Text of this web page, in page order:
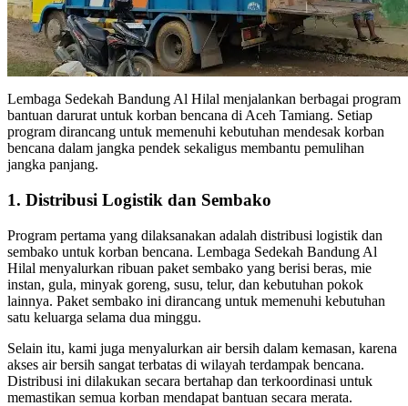
Lembaga Sedekah Bandung Al Hilal menjalankan berbagai program
bantuan darurat untuk korban bencana di Aceh Tamiang. Setiap
program dirancang untuk memenuhi kebutuhan mendesak korban
bencana dalam jangka pendek sekaligus membantu pemulihan
jangka panjang.
1. Distribusi Logistik dan Sembako
Program pertama yang dilaksanakan adalah distribusi logistik dan
sembako untuk korban bencana. Lembaga Sedekah Bandung Al
Hilal menyalurkan ribuan paket sembako yang berisi beras, mie
instan, gula, minyak goreng, susu, telur, dan kebutuhan pokok
lainnya. Paket sembako ini dirancang untuk memenuhi kebutuhan
satu keluarga selama dua minggu.
Selain itu, kami juga menyalurkan air bersih dalam kemasan, karena
akses air bersih sangat terbatas di wilayah terdampak bencana.
Distribusi ini dilakukan secara bertahap dan terkoordinasi untuk
memastikan semua korban mendapat bantuan secara merata.